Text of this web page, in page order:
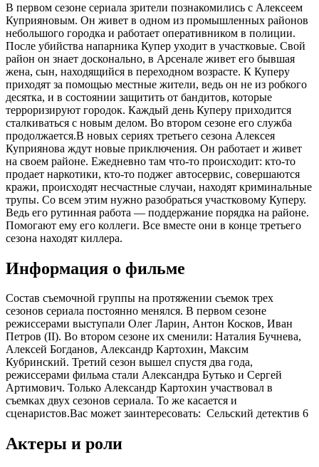
В первом сезоне сериала зрители познакомились с Алексеем
Куприяновым. Он живет в одном из промышленных районов
небольшого городка и работает оперативником в полиции.
После убийства напарника Купер уходит в участковые. Свой
район он знает досконально, в Арсенале живет его бывшая
жена, сын, находящийся в переходном возрасте. К Куперу
приходят за помощью местные жители, ведь он не из робкого
десятка, и в состоянии защитить от бандитов, которые
терроризируют городок. Каждый день Куперу приходится
сталкиваться с новым делом. Во втором сезоне его служба
продолжается.В новых сериях третьего сезона Алексея
Куприянова ждут новые приключения. Он работает и живет
на своем районе. Ежедневно там что-то происходит: кто-то
продает наркотики, кто-то поджег автосервис, совершаются
кражи, происходят несчастные случаи, находят криминальные
трупы. Со всем этим нужно разобраться участковому Куперу.
Ведь его рутинная работа — поддержание порядка на районе.
Помогают ему его коллеги. Все вместе они в конце третьего
сезона находят киллера.
Информация о фильме
Состав съемочной группы на протяжении съемок трех
сезонов сериала постоянно менялся. В первом сезоне
режиссерами выступали Олег Ларин, Антон Косков, Иван
Петров (II). Во втором сезоне их сменили: Наталия Бучнева,
Алексей Богданов, Александр Картохин, Максим
Кубринский. Третий сезон вышел спустя два года,
режиссерами фильма стали Александра Бутько и Сергей
Артимович. Только Александр Картохин участвовал в
съемках двух сезонов сериала. То же касается и
сценаристов.Вас может заинтересовать: Сельский детектив 6
Актеры и роли